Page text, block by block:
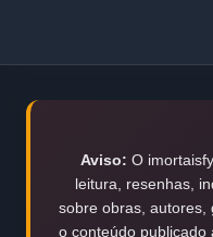
Aviso: O
leitura, resenhas,
sobre obras, autores,
o conteúdo publicado